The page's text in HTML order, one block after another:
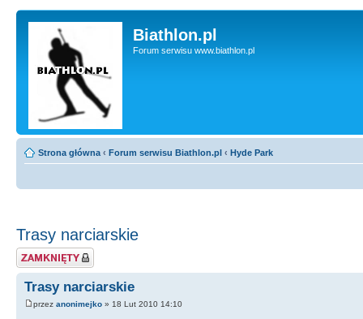
Biathlon.pl
Forum serwisu www.biathlon.pl
Strona główna ‹ Forum serwisu Biathlon.pl ‹ Hyde Park
Trasy narciarskie
Zablokowany temat
Trasy narciarskie
przez anonimejko » 18 Lut 2010 14:10